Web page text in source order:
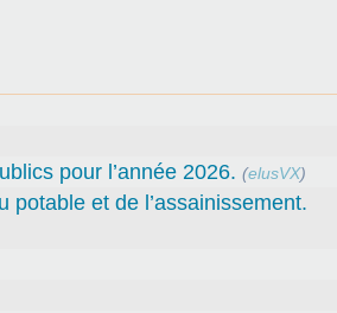
pour l’année 2026. (elusVX)
potable et de l’assainissement.